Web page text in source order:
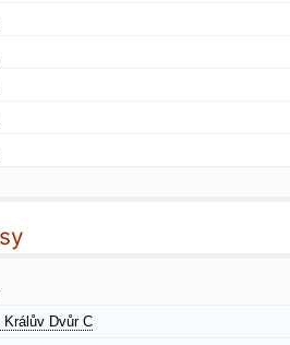
Králův Dvůr C